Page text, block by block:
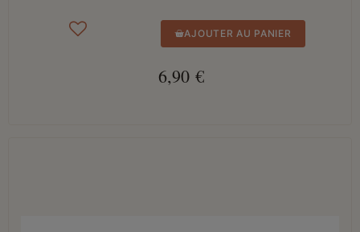
AJOUTER AU PANIER
6,90 €